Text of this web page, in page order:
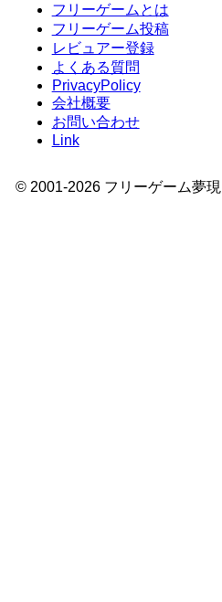
フリーゲームとは
フリーゲーム投稿
レビュアー登録
よくある質問
PrivacyPolicy
会社概要
お問い合わせ
Link
© 2001-2026フリーゲーム夢現